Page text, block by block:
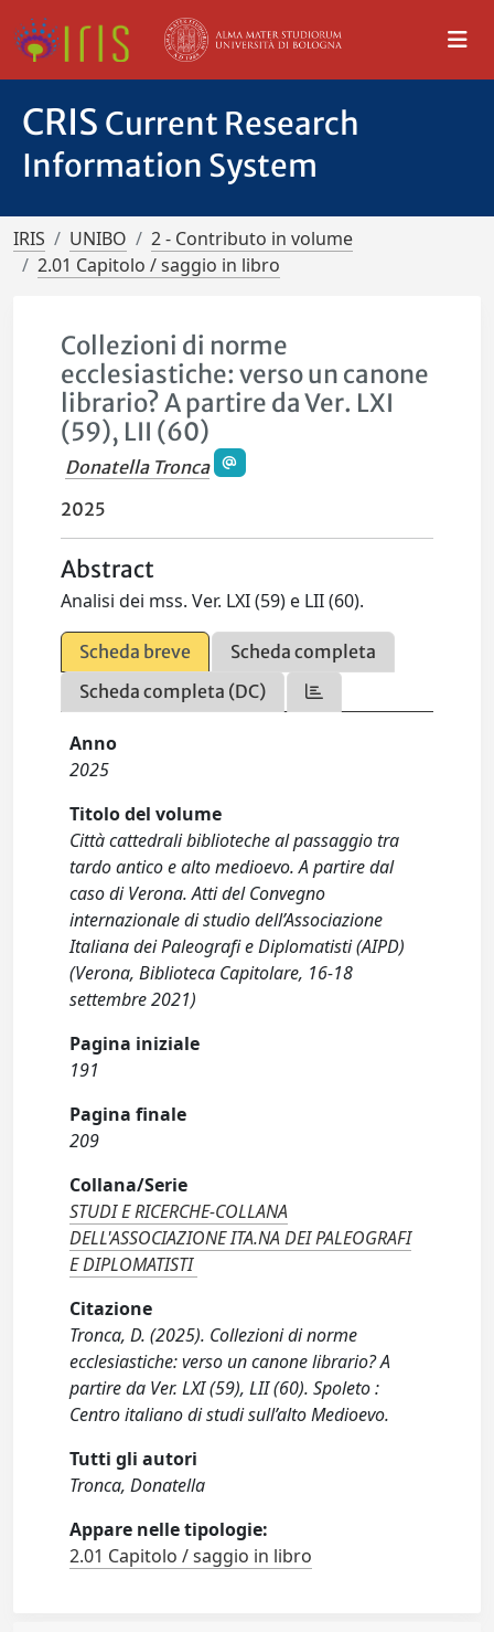
CRIS Current Research
Information System
IRIS UNIBO
2 - Contributo in volume
2.01 Capitolo / saggio in libro
Collezioni di norme
ecclesiastiche: verso un canone
librario? A partire da Ver. LXI
(59), LII (60)
Donatella Tronca
2025
Abstract
Analisi dei mss. Ver. LXI (59) e LII (60).
Scheda breve
Scheda completa
Scheda completa (DC)
Anno
2025
Titolo del volume
Città cattedrali biblioteche al passaggio tra
tardo antico e alto medioevo. A partire dal
caso di Verona. Atti del Convegno
internazionale di studio dell’Associazione
Italiana dei Paleografi e Diplomatisti (AIPD)
(Verona, Biblioteca Capitolare, 16-18
settembre 2021)
Pagina iniziale
191
Pagina finale
209
Collana/Serie
STUDI E RICERCHE-COLLANA
DELL'ASSOCIAZIONE ITA.NA DEI PALEOGRAFI
E DIPLOMATISTI
Citazione
Tronca, D. (2025). Collezioni di norme
ecclesiastiche: verso un canone librario? A
partire da Ver. LXI (59), LII (60). Spoleto :
Centro italiano di studi sull’alto Medioevo.
Tutti gli autori
Tronca, Donatella
Appare nelle tipologie:
2.01 Capitolo / saggio in libro